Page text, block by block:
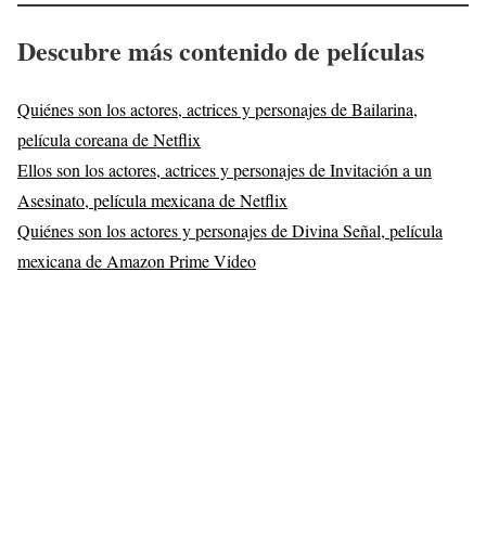
Descubre más contenido de películas
Quiénes son los actores, actrices y personajes de Bailarina,
película coreana de Netflix
Ellos son los actores, actrices y personajes de Invitación a un
Asesinato, película mexicana de Netflix
Quiénes son los actores y personajes de Divina Señal, película
mexicana de Amazon Prime Video